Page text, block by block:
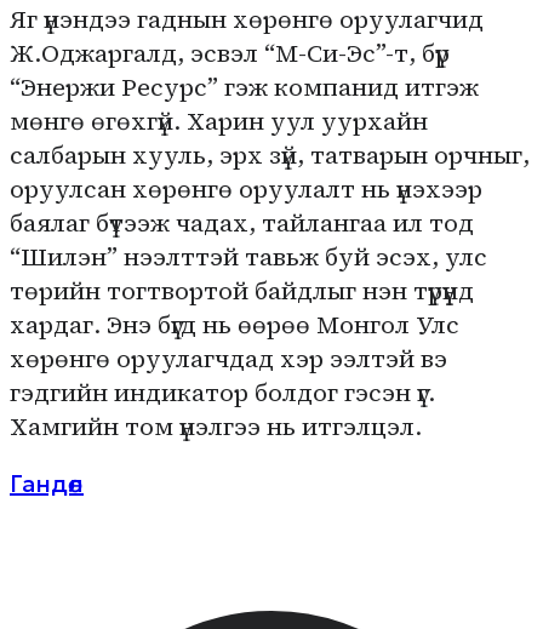
Яг үнэндээ гаднын хөрөнгө оруулагчид
Ж.Оджаргалд, эсвэл “М-Си-Эс”-т, бүр
“Энержи Ресурс” гэж компанид итгэж
мөнгө өгөхгүй. Харин уул уурхайн
салбарын хууль, эрх зүй, татварын орчныг,
оруулсан хөрөнгө оруулалт нь үнэхээр
баялаг бүтээж чадах, тайлангаа ил тод
“Шилэн” нээлттэй тавьж буй эсэх, улс
төрийн тогтвортой байдлыг нэн түрүүнд
хардаг. Энэ бүгд нь өөрөө Монгол Улс
хөрөнгө оруулагчдад хэр ээлтэй вэ
гэдгийн индикатор болдог гэсэн үг.
Хамгийн том үнэлгээ нь итгэлцэл.
Гандөл